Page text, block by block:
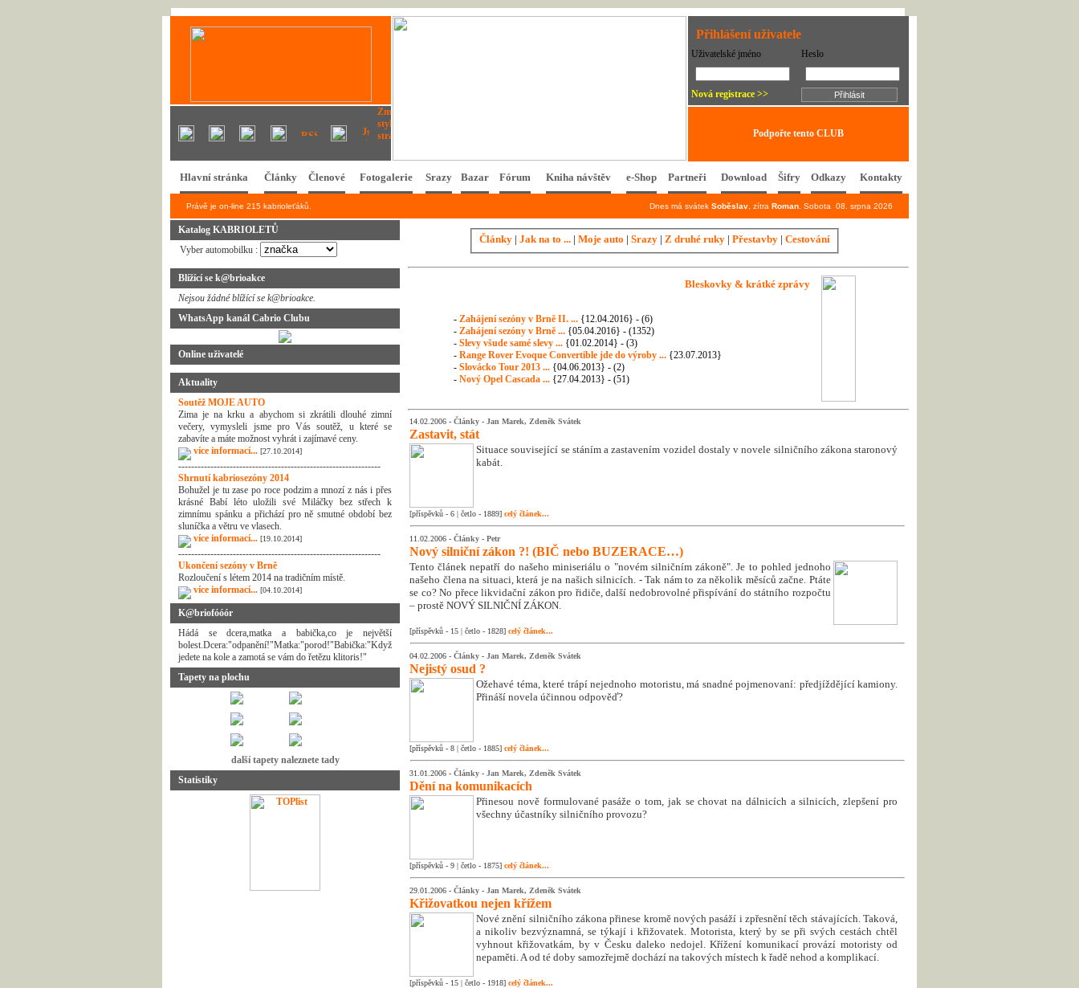
Přihlášení uživatele
Uživatelské jméno Heslo
Nová registrace >>
Podpořte tento CLUB
Hlavní stránka Články Členové Fotogalerie Srazy Bazar Fórum Kniha návštěv e-Shop Partneři Download Šifry Odkazy Kontakty
Právě je on-line 215 kabrioleťáků. Dnes má svátek Soběslav , zítra Roman . Sobota 08. srpna 2026
Katalog KABRIOLETŮ
Vyber automobilku :
Blížící se k@brioakce
Nejsou žádné blížící se k@brioakce.
WhatsApp kanál Cabrio Clubu
Online uživatelé
Aktuality
Soutěž MOJE AUTO
Zima je na krku a abychom si zkrátili dlouhé zimní
večery, vymysleli jsme pro Vás soutěž, u které se
zabavíte a máte možnost vyhrát i zajímavé ceny.
více informací... [27.10.2014]
---------------------------------------------------------------
Shrnutí kabriosezóny 2014
Bohužel je tu zase po roce podzim a mnozí z nás i přes
krásné Babí léto uložili své Miláčky bez střech k
zimnímu spánku a přichází pro ně smutné období bez
sluníčka a větru ve vlasech.
více informací... [19.10.2014]
---------------------------------------------------------------
Ukončení sezóny v Brně
Rozloučení s létem 2014 na tradičním místě.
více informací... [04.10.2014]
K@briofóóór
Hádá se dcera,matka a babička,co je největší
bolest.Dcera:"odpanění!"Matka:"porod!"Babička:"Když
jedete na kole a zamotá se vám do řetězu klitoris!"
Tapety na plochu
další tapety naleznete tady
Statistiky
Články| Jak na to ...| Moje auto | Srazy| Z druhé ruky| Přestavby| Cestování
Bleskovky & krátké zprávy
- Zahájení sezóny v Brně II. ...{12.04.2016} - (6)
- Zahájení sezóny v Brně ...{05.04.2016} - (1352)
- Slevy všude samé slevy ...{01.02.2014} - (3)
- Range Rover Evoque Convertible jde do výroby ...{23.07.2013}
- Slovácko Tour 2013 ...{04.06.2013} - (2)
- Nový Opel Cascada ...{27.04.2013} - (51)
14.02.2006 - Články - Jan Marek, Zdeněk Svátek
Zastavit, stát
Situace související se stáním a zastavením vozidel dostaly v novele silničního zákona staronový
kabát.
[příspěvků - 6 | četlo - 1889] celý článek...
11.02.2006 - Články - Petr
Nový silniční zákon ?! (BIČ nebo BUZERACE…)
Tento článek nepatří do našeho miniseriálu o "novém silničním zákoně". Je to pohled jednoho
našeho člena na situaci, která je na našich silnicích. - Tak nám to za několik měsíců začne. Ptáte
se co? No přece likvidační zákon pro řidiče, další nedobrovolné přispívání do státního rozpočtu
– prostě NOVÝ SILNIČNÍ ZÁKON.
[příspěvků - 15 | četlo - 1828] celý článek...
04.02.2006 - Články - Jan Marek, Zdeněk Svátek
Nejistý osud ?
Ožehavé téma, které trápí nejednoho motoristu, má snadné pojmenovaní: předjíždějící kamiony.
Přináší novela účinnou odpověď?
[příspěvků - 8 | četlo - 1885] celý článek...
31.01.2006 - Články - Jan Marek, Zdeněk Svátek
Dění na komunikacích
Přinesou nově formulované pasáže o tom, jak se chovat na dálnicích a silnicích, zlepšení pro
všechny účastníky silničního provozu?
[příspěvků - 9 | četlo - 1875] celý článek...
29.01.2006 - Články - Jan Marek, Zdeněk Svátek
Křižovatkou nejen křížem
Nové znění silničního zákona přinese kromě nových pasáží i zpřesnění těch stávajících. Taková,
a nikoliv bezvýznamná, se týkají i křižovatek. Motorista, který by se při svých cestách chtěl
vyhnout křižovatkám, by v Česku daleko nedojel. Křížení komunikací provází motoristy od
nepaměti. A od té doby samozřejmě dochází na takových místech k řadě nehod a komplikací.
[příspěvků - 15 | četlo - 1918] celý článek...